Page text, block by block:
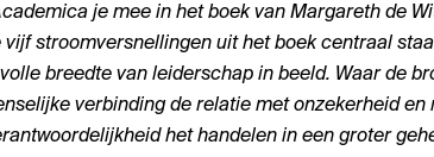
je mee in het boek van Margareth de
vijf stroomversnellingen uit het boek centraal
breedte van leiderschap in beeld. Waar de
verbinding de relatie met onzekerheid
het handelen in een groter